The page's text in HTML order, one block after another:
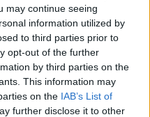
may continue seeing
information utilized by
to third parties prior to
opt-out of the further
by third parties on the
This information may
on the IAB’s List of
further disclose it to other
ΣΑΣ